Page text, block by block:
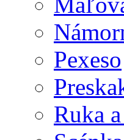
Pexeso
Ruka